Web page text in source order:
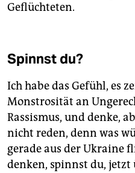
Geflüchteten.
Spinnst du?
Ich habe das Gefühl, es
Monstrosität an
Rassismus, und denke,
nicht reden, denn was
gerade aus der Ukraine
denken, spinnst du, jetzt